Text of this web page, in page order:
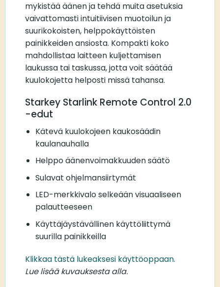
mykistää äänen ja tehdä muita asetuksia
vaivattomasti intuitiivisen muotoilun ja
suurikokoisten, helppokäyttöisten
painikkeiden ansiosta. Kompakti koko
mahdollistaa laitteen kuljettamisen
laukussa tai taskussa, jotta voit säätää
kuulokojetta helposti missä tahansa.
Starkey Starlink Remote Control 2.0
-edut
Kätevä kuulokojeen kaukosäädin
kaulanauhalla
Helppo äänenvoimakkuuden säätö
Sulavat ohjelmansiirtymät
LED-merkkivalo selkeään visuaaliseen
palautteeseen
Käyttäjäystävällinen käyttöliittymä
suurilla painikkeilla
Klikkaa tästä lukeaksesi käyttöoppaan.
Lue lisää kuvauksesta alla.